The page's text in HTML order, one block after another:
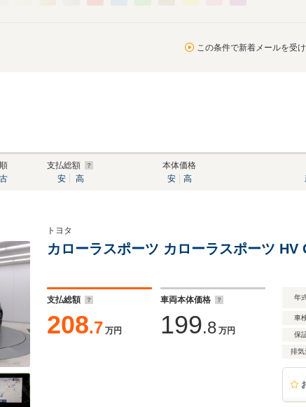
この条件で新着メールを受
古
支払総額
安
高
本体価格
安
高
トヨタ
カローラスポーツ カローラスポーツ HV
支払総額
208.7 万円
車両本体価格
199.8 万円
年
車
保
排気